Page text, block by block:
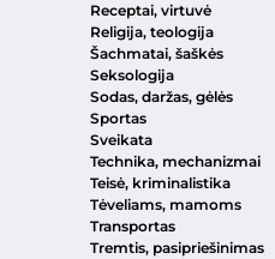
Receptai, virtuvė
Religija, teologija
Šachmatai, šaškės
Seksologija
Sodas, daržas, gėlės
Sportas
Sveikata
Technika, mechanizmai
Teisė, kriminalistika
Tėveliams, mamoms
Transportas
Tremtis, pasipriešinimas